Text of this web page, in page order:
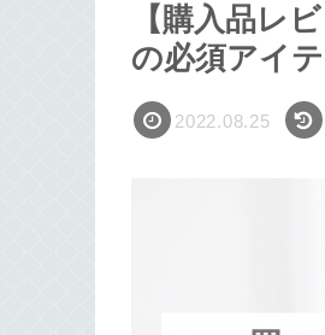
【購入品レ
の必須アイ
2022.08.25